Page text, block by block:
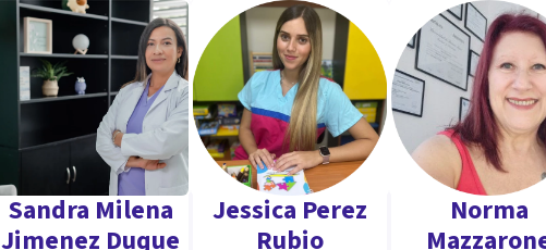
Sandra Milena
Jimenez Duque
Jessica Perez
Rubio
Norma